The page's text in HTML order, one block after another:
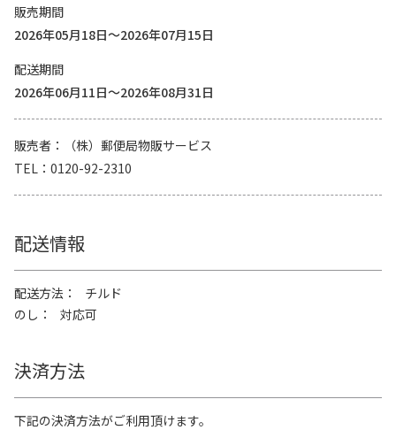
販売期間
2026年05月18日～2026年07月15日
配送期間
2026年06月11日～2026年08月31日
販売者
（株）郵便局物販サービス
TEL
0120-92-2310
配送情報
配送方法
チルド
のし
対応可
決済方法
下記の決済方法がご利用頂けます。